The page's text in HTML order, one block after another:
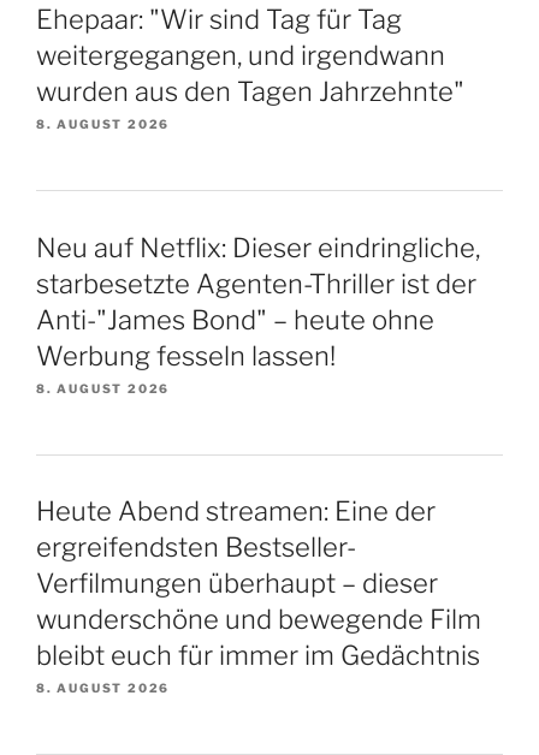
Ehepaar: "Wir sind Tag für Tag
weitergegangen, und irgendwann
wurden aus den Tagen Jahrzehnte"
8. AUGUST 2026
Neu auf Netflix: Dieser eindringliche,
starbesetzte Agenten-Thriller ist der
Anti-"James Bond" – heute ohne
Werbung fesseln lassen!
8. AUGUST 2026
Heute Abend streamen: Eine der
ergreifendsten Bestseller-
Verfilmungen überhaupt – dieser
wunderschöne und bewegende Film
bleibt euch für immer im Gedächtnis
8. AUGUST 2026